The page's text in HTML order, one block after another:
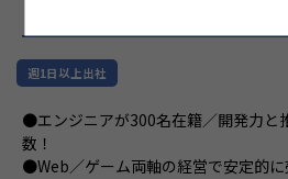
週1日以上出社
●エンジニアが300名在籍／開発力と
数！
●Web／ゲーム両軸の経営で安定的